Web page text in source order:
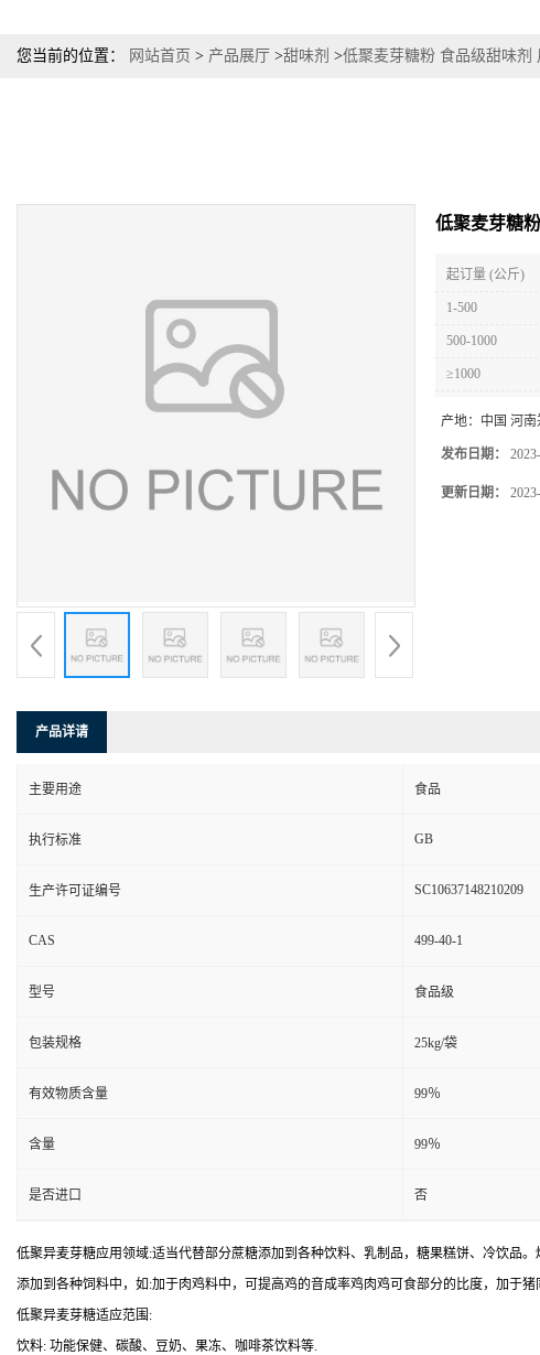
您当前的位置： 网站首页 > 产品展厅 >甜味剂 >低聚麦芽糖粉 食品级甜味剂
低聚麦芽糖
起订量 (公斤)
1-500
500-1000
≥1000
产地： 中国 河南
发布日期：
更新日期：
产品详请
主要用途 食品
执行标准 GB
生产许可证编号 SC10637148210209
CAS 499-40-1
型号 食品级
包装规格 25kg/袋
有效物质含量 99％
含量 99％
是否进口 否
低聚异麦芽糖应用领域:适当代替部分蔗糖添加到各种饮料、乳制品，糖果糕饼、冷饮品
添加到各种饲料中，如:加于肉鸡料中，可提高鸡的音成率鸡肉鸡可食部分的比度，加于
低聚异麦芽糖适应范围:
饮料: 功能保健、碳酸、豆奶、果冻、咖啡茶饮料等.